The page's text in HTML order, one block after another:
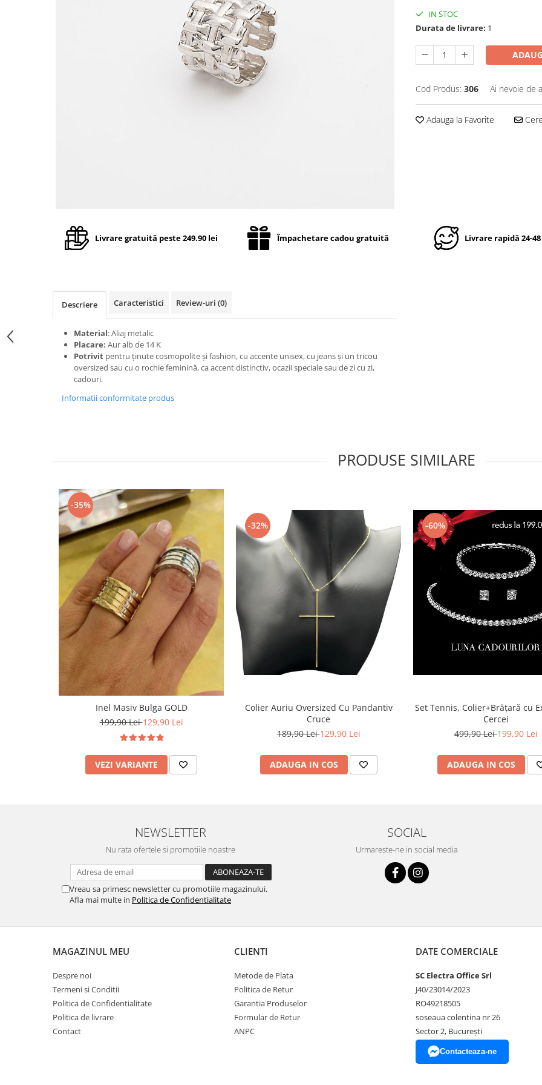
IN STOC
Durata de livrare: 1
Cod Produs: 306 Ai nevoie de
Adauga la Favorite
Livrare gratuită peste 249.90 lei Împachetare cadou gratuită Livrare rapidă 24-
Descriere Caracteristici Review-uri (0)
Material: Aliaj metalic
Placare: Aur alb de 14 K
Potrivit pentru ținute cosmopolite și fashion, cu accente unisex, cu jeans și un tricou
oversized sau cu o rochie feminină, ca accent distinctiv, ocazii speciale sau de zi cu zi,
cadouri.
Informatii conformitate produs
PRODUSE SIMILARE
-35%
Inel Masiv Bulga GOLD
199,90 Lei129,90 Lei
VEZI VARIANTE
-32%
Colier Auriu Oversized Cu Pandantiv
Cruce
189,90 Lei129,90 Lei
ADAUGA IN COS
-60%
Set Tennis, Colier+Brățară cu
Cercei
499,90 Lei199,90 Lei
ADAUGA IN COS
NEWSLETTER
Nu rata ofertele si promotiile noastre
Vreau sa primesc newsletter cu promotiile magazinului.
Afla mai multe in Politica de Confidentialitate
SOCIAL
Urmareste-ne in social media
MAGAZINUL MEU
Despre noi
Termeni si Conditii
Politica de Confidentialitate
Politica de livrare
Contact
CLIENTI
Metode de Plata
Politica de Retur
Garantia Produselor
Formular de Retur
ANPC
DATE COMERCIALE
SC Electra Office Srl
J40/23014/2023
RO49218505
soseaua colentina nr 26
Sector 2, București
Contacteaza-ne